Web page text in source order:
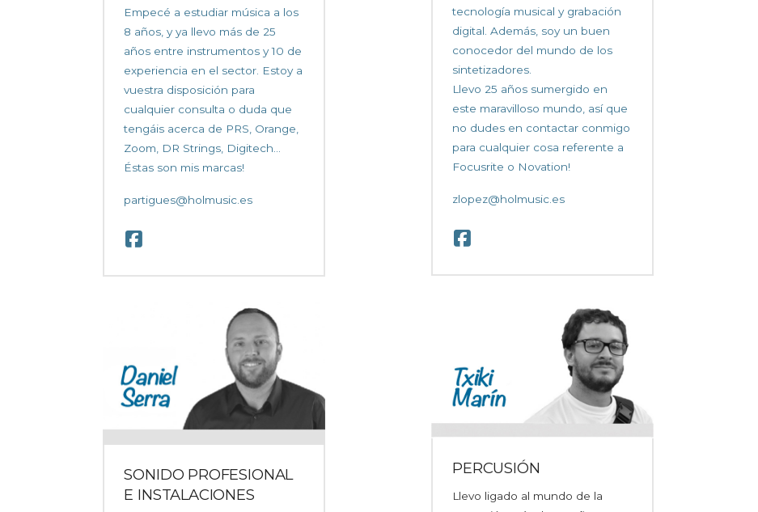
Empecé a estudiar música a los
8 años, y ya llevo más de 25
años entre instrumentos y 10 de
experiencia en el sector. Estoy a
vuestra disposición para
cualquier consulta o duda que
tengáis acerca de PRS, Orange,
Zoom, DR Strings, Digitech...
Éstas son mis marcas!
partigues@holmusic.es
tecnología musical y grabación
digital. Además, soy un buen
conocedor del mundo de los
sintetizadores.
Llevo 25 años sumergido en
este maravilloso mundo, así que
no dudes en contactar conmigo
para cualquier cosa referente a
Focusrite o Novation!
zlopez@holmusic.es
SONIDO PROFESIONAL
E INSTALACIONES
PERCUSIÓN
Llevo ligado al mundo de la